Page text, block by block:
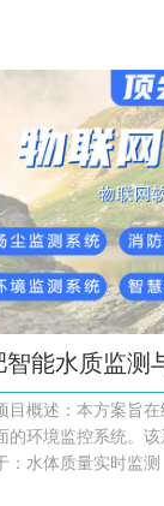
智能水质监测
目概述：本方案旨
的环境监控系统。
：水体质量实时监测